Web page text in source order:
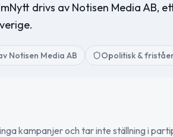
drivs av Notisen Media AB,
Notisen Media AB Opolitisk &
kampanjer och tar inte ställning i